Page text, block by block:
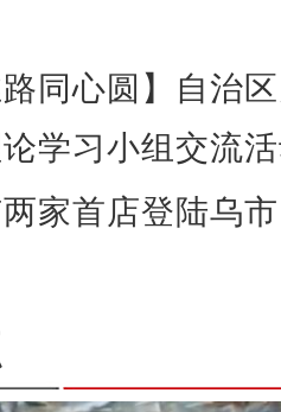
路同心圆】自治
论学习小组交流
家首店登陆乌
民宿、美食点亮新